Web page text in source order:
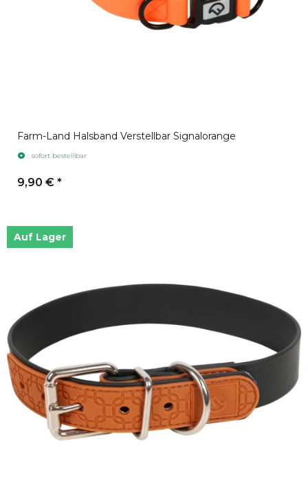
Farm-Land Halsband Verstellbar Signalorange
sofort bestellbar
9,90 € *
Auf Lager